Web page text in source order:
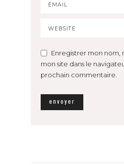
Enregistrer mon nom,
mon site dans le
prochain commentaire.